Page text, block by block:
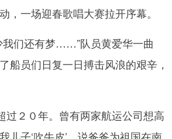
一场迎春歌唱大赛拉开序幕。
们还有梦……”队员黄爱华一曲
船员们日复一日搏击风浪的艰辛，
２０年。曾有两家航运公司想高